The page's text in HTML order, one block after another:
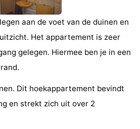
aan de voet van de duinen en
Het appartement is zeer
gelegen. Hiermee ben je in een
Dit hoekappartement bevindt
en strekt zich uit over 2